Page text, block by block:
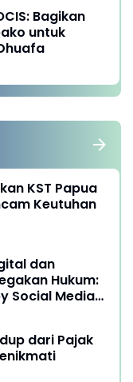
Bagikan
untuk
KST Papua
Keutuhan
dan
Hukum:
Social Media
dari Pajak